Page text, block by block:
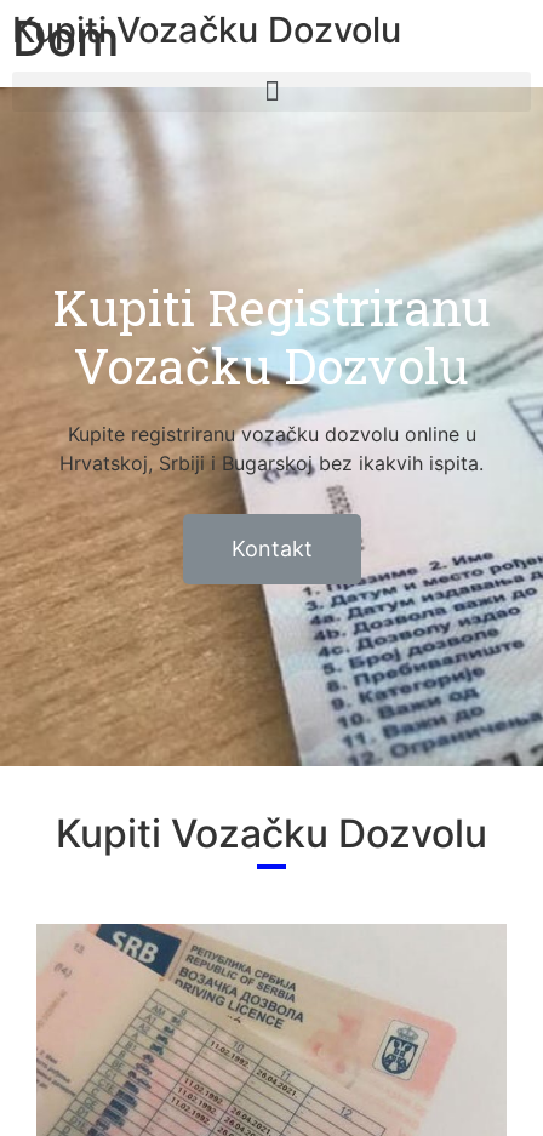
Kupiti Vozačku Dozvolu
Dom
Kupiti Registriranu
Vozačku Dozvolu
Kupite registriranu vozačku dozvolu online u
Hrvatskoj, Srbiji i Bugarskoj bez ikakvih ispita.
Kontakt
Kupiti Vozačku Dozvolu